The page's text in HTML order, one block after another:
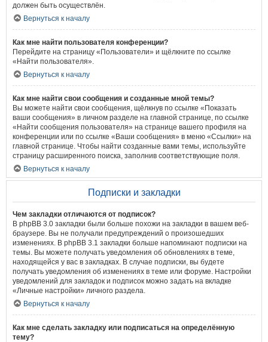
должен быть осуществлён.
Вернуться к началу
Как мне найти пользователя конференции?
Перейдите на страницу «Пользователи» и щёлкните по ссылке
«Найти пользователя».
Вернуться к началу
Как мне найти свои сообщения и созданные мной темы?
Вы можете найти свои сообщения, щёлкнув по ссылке «Показать
ваши сообщения» в личном разделе на главной странице, по ссылке
«Найти сообщения пользователя» на странице вашего профиля на
конференции или по ссылке «Ваши сообщения» в меню «Ссылки» на
главной странице. Чтобы найти созданные вами темы, используйте
страницу расширенного поиска, заполнив соответствующие поля.
Вернуться к началу
Подписки и закладки
Чем закладки отличаются от подписок?
В phpBB 3.0 закладки были больше похожи на закладки в вашем веб-
браузере. Вы не получали предупреждений о произошедших
изменениях. В phpBB 3.1 закладки больше напоминают подписки на
темы. Вы можете получать уведомления об обновлениях в теме,
находящейся у вас в закладках. В случае подписки, вы будете
получать уведомления об изменениях в теме или форуме. Настройки
уведомлений для закладок и подписок можно задать на вкладке
«Личные настройки» личного раздела.
Вернуться к началу
Как мне сделать закладку или подписаться на определённую
тему?